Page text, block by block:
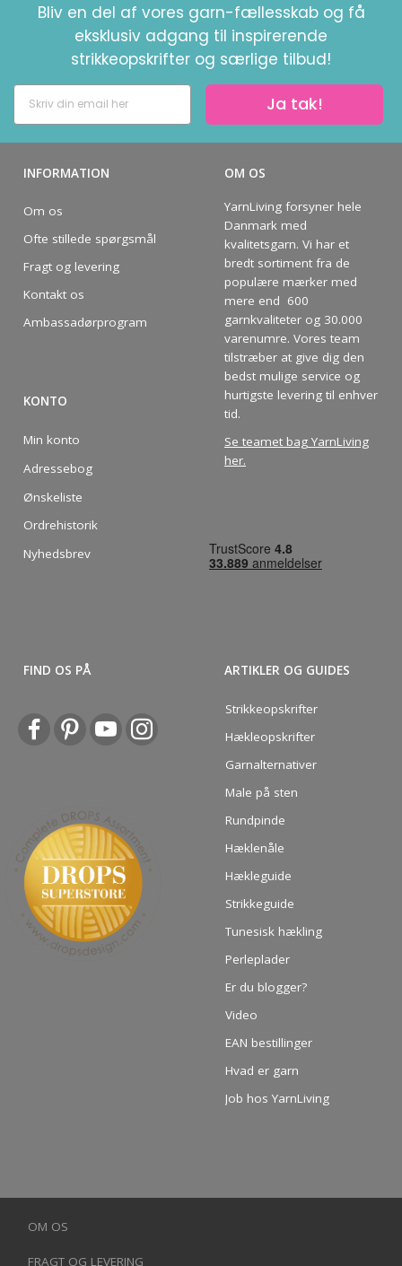
Bliv en del af vores garn-fællesskab og få
eksklusiv adgang til inspirerende
strikkeopskrifter og særlige tilbud!
Ja tak!
INFORMATION
Om os
Ofte stillede spørgsmål
Fragt og levering
Kontakt os
Ambassadørprogram
KONTO
Min konto
Adressebog
Ønskeliste
Ordrehistorik
Nyhedsbrev
OM OS
YarnLiving forsyner hele
Danmark med
kvalitetsgarn. Vi har et
bredt sortiment fra de
populære mærker med
mere end 600
garnkvaliteter og 30.000
varenumre. Vores team
tilstræber at give dig den
bedst mulige service og
hurtigste levering til enhver
tid.
Se teamet bag YarnLiving
her.
FIND OS PÅ ARTIKLER OG GUIDES
Strikkeopskrifter
Hækleopskrifter
Garnalternativer
Male på sten
Rundpinde
Hæklenåle
Hækleguide
Strikkeguide
Tunesisk hækling
Perleplader
Er du blogger?
Video
EAN bestillinger
Hvad er garn
Job hos YarnLiving
OM OS
FRAGT OG LEVERING